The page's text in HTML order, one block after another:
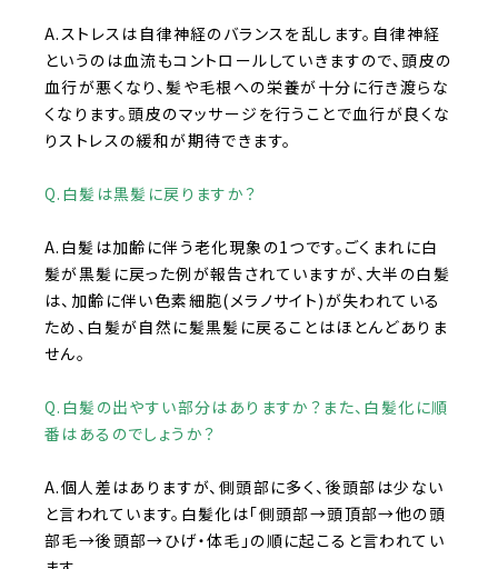
A.ストレスは自律神経のバランスを乱します。自律神経
というのは血流もコントロールしていきますので、頭皮の
血行が悪くなり、髪や毛根への栄養が十分に行き渡らな
くなります。頭皮のマッサージを行うことで血行が良くな
りストレスの緩和が期待できます。
Q.白髪は黒髪に戻りますか？
A.白髪は加齢に伴う老化現象の1つです。ごくまれに白
髪が黒髪に戻った例が報告されていますが、大半の白髪
は、加齢に伴い色素細胞(メラノサイト)が失われている
ため、白髪が自然に髪黒髪に戻ることはほとんどありま
せん。
Q.白髪の出やすい部分はありますか？また、白髪化に順
番はあるのでしょうか？
A.個人差はありますが、側頭部に多く、後頭部は少ない
と言われています。白髪化は「側頭部→頭頂部→他の頭
部毛→後頭部→ひげ・体毛」の順に起こると言われてい